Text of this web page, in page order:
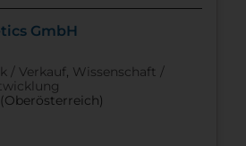
GmbH
/ Verkauf, Wissenschaft /